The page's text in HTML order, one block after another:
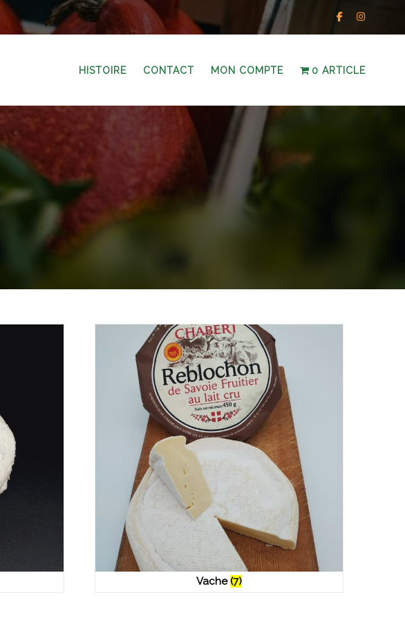
HISTOIRE CONTACT MON COMPTE 0 ARTICLE
Vache (7)